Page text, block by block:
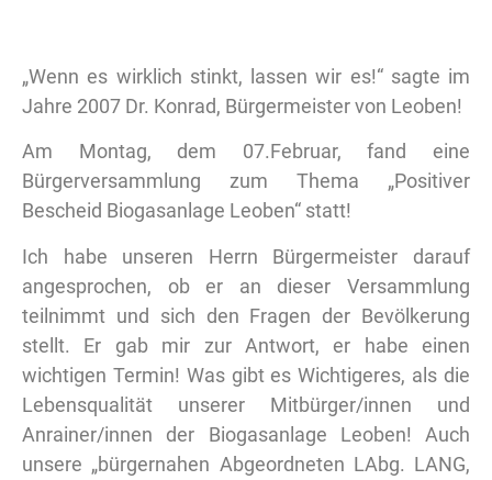
„Wenn es wirklich stinkt, lassen wir es!“ sagte im
Jahre 2007 Dr. Konrad, Bürgermeister von Leoben!
Am Montag, dem 07.Februar, fand eine
Bürgerversammlung zum Thema „Positiver
Bescheid Biogasanlage Leoben“ statt!
Ich habe unseren Herrn Bürgermeister darauf
angesprochen, ob er an dieser Versammlung
teilnimmt und sich den Fragen der Bevölkerung
stellt. Er gab mir zur Antwort, er habe einen
wichtigen Termin! Was gibt es Wichtigeres, als die
Lebensqualität unserer Mitbürger/innen und
Anrainer/innen der Biogasanlage Leoben! Auch
unsere „bürgernahen Abgeordneten LAbg. LANG,